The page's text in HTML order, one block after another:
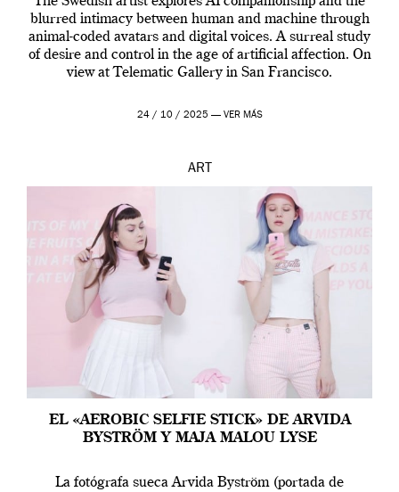
blurred intimacy between human and machine through
animal-coded avatars and digital voices. A surreal study
of desire and control in the age of artificial affection. On
view at Telematic Gallery in San Francisco.
24 / 10 / 2025 — VER MÁS
ART
EL «AEROBIC SELFIE STICK» DE ARVIDA
BYSTRÖM Y MAJA MALOU LYSE
La fotógrafa sueca Arvida Byström (portada de